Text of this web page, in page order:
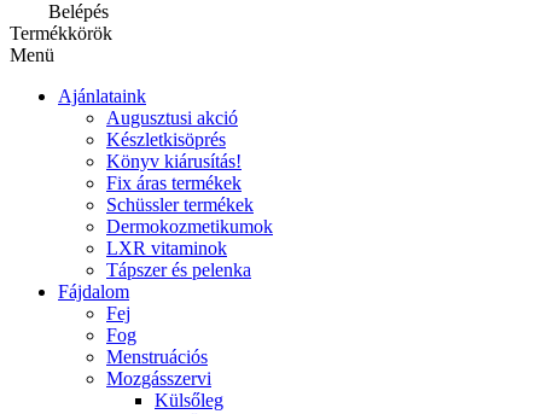
Belépés
Termékkörök
Menü
Ajánlataink
Augusztusi akció
Készletkisöprés
Könyv kiárusítás!
Fix áras termékek
Schüssler termékek
Dermokozmetikumok
LXR vitaminok
Tápszer és pelenka
Fájdalom
Fej
Fog
Menstruációs
Mozgásszervi
Külsőleg